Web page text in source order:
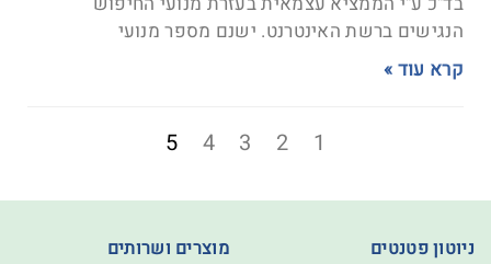
הנגישים ברשת האינטרנט. ישנם מספר מנועי
קרא עוד »
1
2
3
4
5
ניוטון פטנטים מוצרים ושרותים